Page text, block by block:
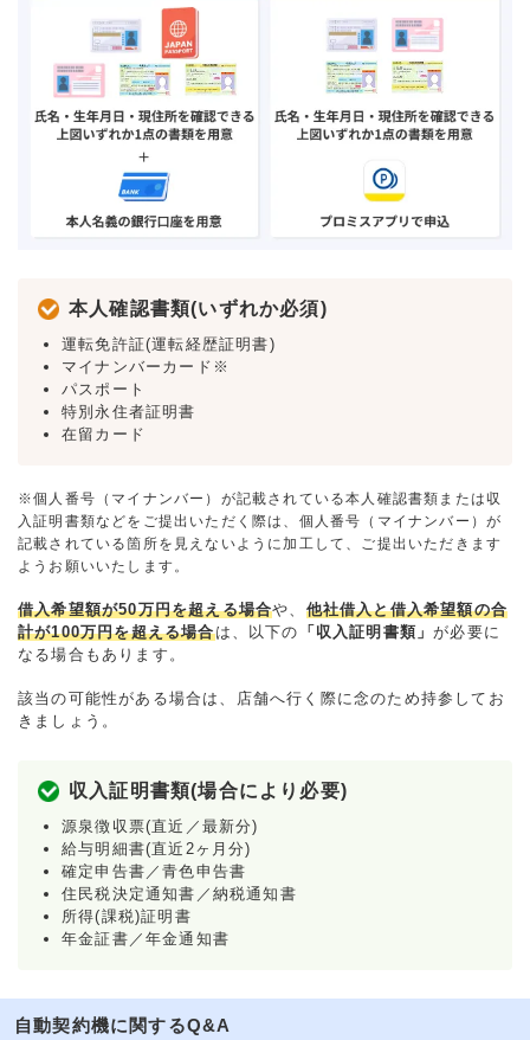
本人確認書類(いずれか必須)
運転免許証(運転経歴証明書)
マイナンバーカード※
パスポート
特別永住者証明書
在留カード
※個人番号（マイナンバー）が記載されている本人確認書類または収
入証明書類などをご提出いただく際は、個人番号（マイナンバー）が
記載されている箇所を見えないように加工して、ご提出いただきます
ようお願いいたします。
借入希望額が50万円を超える場合や、 他社借入と借入希望額の合
計が100万円を超える場合は、以下の 「収入証明書類」が必要に
なる場合もあります。
該当の可能性がある場合は、店舗へ行く際に念のため持参してお
きましょう。
収入証明書類(場合により必要)
源泉徴収票(直近／最新分)
給与明細書(直近2ヶ月分)
確定申告書／青色申告書
住民税決定通知書／納税通知書
所得(課税)証明書
年金証書／年金通知書
自動契約機に関するQ&A